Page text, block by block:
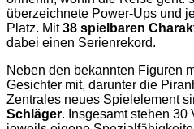
überzeichnete Power-Ups und
Platz. Mit38 spielbaren
dabei einen Serienrekord.
Neben den bekannten Figuren
Gesichter mit, darunter die
Zentrales neues Spielelement
Schläger. Insgesamt stehen 30